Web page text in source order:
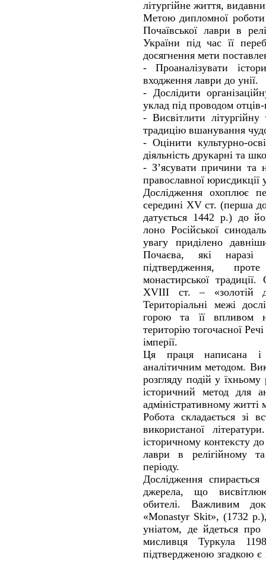
літургійне життя,
Метою дипломної роботи
Почаївської лаври в
України під час її
досягнення мети
- Проаналізувати
входження лаври до унії.
- Дослідити
уклад під проводом отців-
- Висвітлити літургійну
традицію вшанування
- Оцінити культурно-
діяльність друкарні та
- З’ясувати причини та
православної юрисдикції
Дослідження охоплює
середині ХV ст. (перша
датується 1442 р.) до
лоно Російської
увагу приділено
Почаєва, які наразі
підтвердження,
монастирської
XVIII ст. – «золотій
Територіальні межі
горою та її впливом
територію тогочасної
імперії.
Ця праця написана і
аналітичним методом.
розгляду подій у
історичний метод для
адміністративному житті
Робота складається зі
використаної
історичному контексту
лаври в релігійному
періоду.
Дослідження спирається
джерела, що
обителі. Важливим
«Monastyr Skit», (1732
уніатом, де йдеться
мисливця Туркула
підтвердженою згадкою є